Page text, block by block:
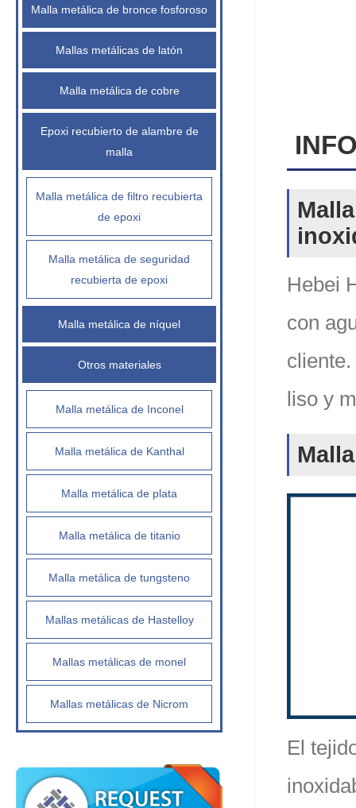
Hebei
con
liso y
El
Malla metálica de bronce fosforoso
Mallas metálicas de latón
Malla metálica de cobre
Epoxi recubierto de alambre de
malla
Malla metálica de filtro recubierta
de epoxi
Malla metálica de seguridad
recubierta de epoxi
Malla metálica de níquel
Otros materiales
Malla metálica de Inconel
Malla metálica de Kanthal
Malla metálica de plata
Malla metálica de titanio
Malla metálica de tungsteno
Mallas metálicas de Hastelloy
Mallas metálicas de monel
Mallas metálicas de Nicrom